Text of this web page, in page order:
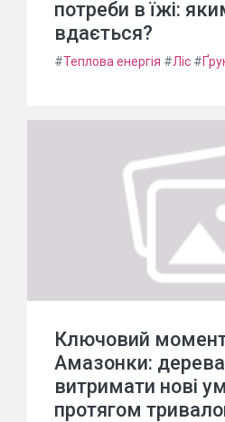
потреби в їжі:
вдається?
#Теплова енергія #Ліс #
Ключовий момент
Амазонки:
витримати нові
протягом